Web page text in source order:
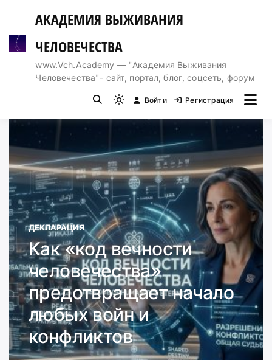
содержимому
АКАДЕМИЯ ВЫЖИВАНИЯ
ЧЕЛОВЕЧЕСТВА
www.Vch.Academy — "Академия Выживания
Человечества"- сайт, портал, блог, соцсеть, форум
Light
mode
to
switch
to
dark)
Войти Регистрация
ДЕКЛАРАЦИЯ
Как «код вечности
человечества»
предотвращает начало
любых войн и
конфликтов